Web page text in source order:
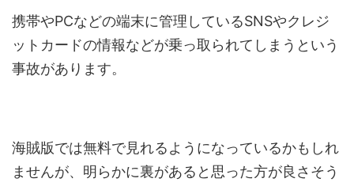
携帯やPCなどの端末に管理しているSNSやクレジ
ットカードの情報などが乗っ取られてしまうという
事故があります。
海賊版では無料で見れるようになっているかもしれ
ませんが、明らかに裏があると思った方が良さそう